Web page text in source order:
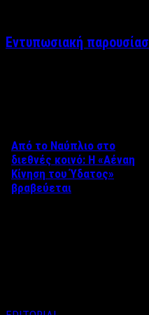
Εντυπωσιακή
Από το Ναύπλιο στο
διεθνές κοινό: Η «Αέναη
Κίνηση του Ύδατος»
βραβεύεται